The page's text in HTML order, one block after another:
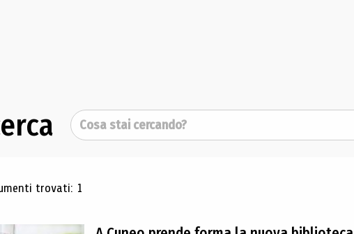
Cerca
di ricerca
trovati: 1